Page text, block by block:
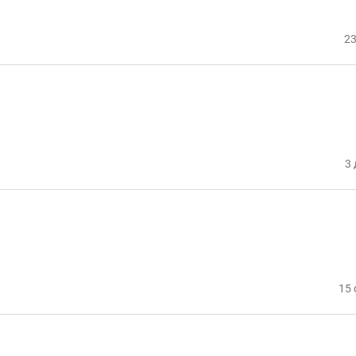
3
15